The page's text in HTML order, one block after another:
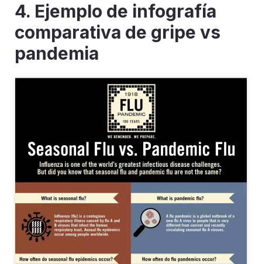
4. Ejemplo de infografía
comparativa de gripe vs
pandemia